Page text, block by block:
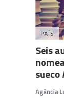
PAÍS
Seis
Agência